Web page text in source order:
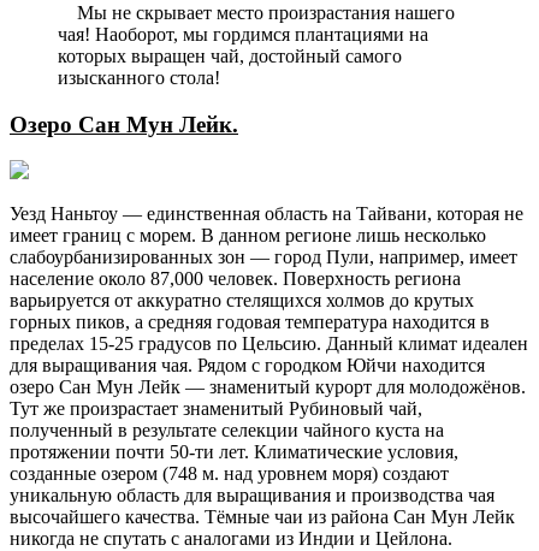
Мы не скрывает место произрастания нашего
чая! Наоборот, мы гордимся плантациями на
которых выращен чай, достойный самого
изысканного стола!
Озеро Сан Мун Лейк.
Уезд Наньтоу — единственная область на Тайвани, которая не
имеет границ с морем. В данном регионе лишь несколько
слабоурбанизированных зон — город Пули, например, имеет
население около 87,000 человек. Поверхность региона
варьируется от аккуратно стелящихся холмов до крутых
горных пиков, а средняя годовая температура находится в
пределах 15-25 градусов по Цельсию. Данный климат идеален
для выращивания чая. Рядом с городком Юйчи находится
озеро Сан Мун Лейк — знаменитый курорт для молодожёнов.
Тут же произрастает знаменитый Рубиновый чай,
полученный в результате селекции чайного куста на
протяжении почти 50-ти лет. Климатические условия,
созданные озером (748 м. над уровнем моря) создают
уникальную область для выращивания и производства чая
высочайшего качества. Тёмные чаи из района Сан Мун Лейк
никогда не спутать с аналогами из Индии и Цейлона.